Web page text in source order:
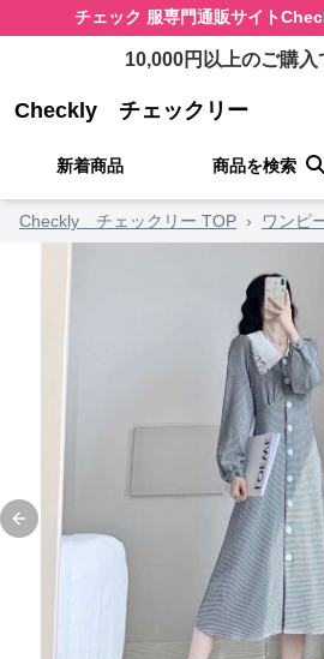
チェック 服専門通販サイト
10,000円以上のご購入
Checkly チェックリー
新着商品 商品を検索
Checkly チェックリー TOP › ワンピ
Previous slide